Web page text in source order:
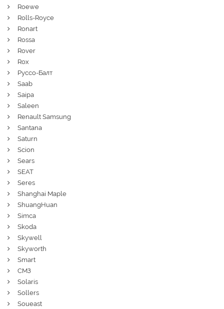
Roewe
Rolls-Royce
Ronart
Rossa
Rover
Rox
Руссо-Балт
Saab
Saipa
Saleen
Renault Samsung
Santana
Saturn
Scion
Sears
SEAT
Seres
Shanghai Maple
ShuangHuan
Simca
Skoda
Skywell
Skyworth
Smart
СМЗ
Solaris
Sollers
Soueast